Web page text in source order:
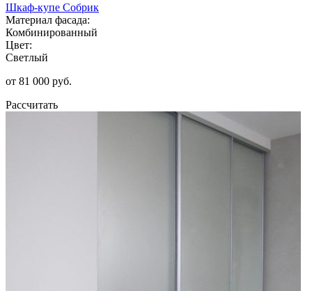
Шкаф-купе Собрик
Материал фасада:
Комбинированный
Цвет:
Светлый
от 81 000 руб.
Рассчитать